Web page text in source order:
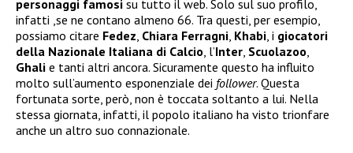
personaggi famosi su tutto il web. Solo sul suo profilo,
infatti ,se ne contano almeno 66. Tra questi, per esempio,
possiamo citare Fedez, Chiara Ferragni, Khabi, i giocatori
della Nazionale Italiana di Calcio, l’Inter, Scuolazoo,
Ghali e tanti altri ancora. Sicuramente questo ha influito
molto sull’aumento esponenziale dei follower. Questa
fortunata sorte, però, non è toccata soltanto a lui. Nella
stessa giornata, infatti, il popolo italiano ha visto trionfare
anche un altro suo connazionale.